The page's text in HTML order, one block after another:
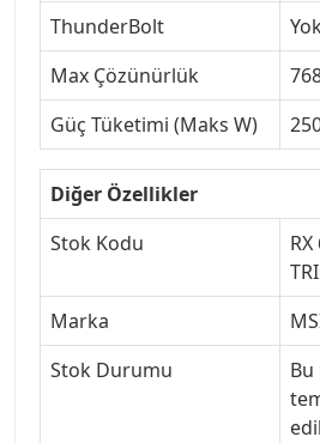
ThunderBolt
Max Çözünürlük
Güç Tüketimi (Maks W)
Diğer Özellikler
Stok Kodu
Marka
Stok Durumu